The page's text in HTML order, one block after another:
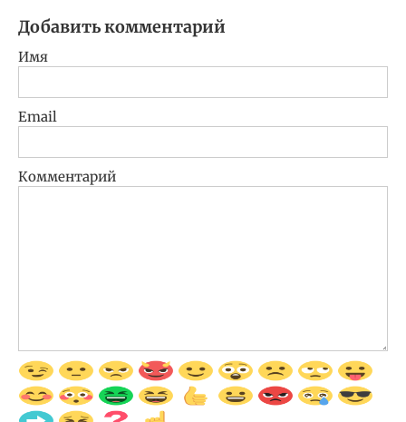
Добавить комментарий
Имя
Email
Комментарий